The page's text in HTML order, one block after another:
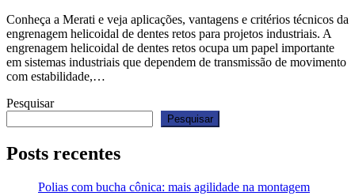
Conheça a Merati e veja aplicações, vantagens e critérios técnicos da
engrenagem helicoidal de dentes retos para projetos industriais. A
engrenagem helicoidal de dentes retos ocupa um papel importante
em sistemas industriais que dependem de transmissão de movimento
com estabilidade,…
Pesquisar
Pesquisar
Posts recentes
Polias com bucha cônica: mais agilidade na montagem